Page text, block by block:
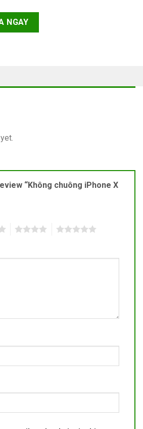
X Chính hãng quantity
NGAY
“Không chuông iPhone X